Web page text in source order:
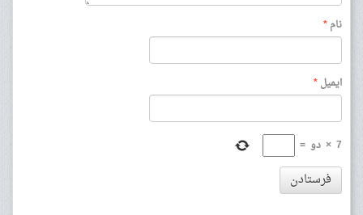
نام*
ایمیل*
7
× دو =
فرستادن